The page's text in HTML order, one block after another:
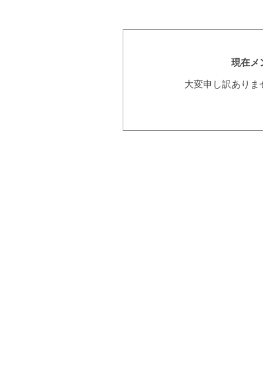
現在メ
大変申し訳あり